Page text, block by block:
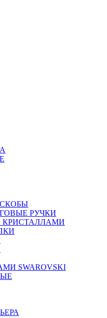
РУЧКИ
КРИСТАЛЛАМИ
SWAROVSKI